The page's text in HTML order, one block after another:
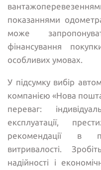
показаннями
може
фінансування
особливих умовах.
У підсумку вибір
компанією «Нова
переваг:
експлуатації,
рекомендації в
витривалості.
надійності і